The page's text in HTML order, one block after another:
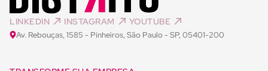
LINKEDIN INSTAGRAM YOUTUBE
Av. Rebouças, 1585 - Pinheiros, São Paulo - SP, 05401-200